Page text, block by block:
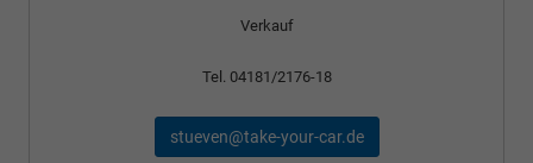
Verkauf
Tel. 04181/2176-18
stueven@take-your-car.de